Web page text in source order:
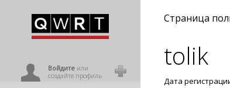
Войдитеили
создайте профиль
Страница
tolik
Дата